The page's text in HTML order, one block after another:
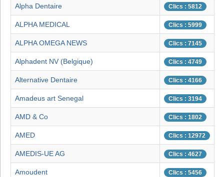
Alpha Dentaire Clics : 5812
ALPHA MEDICAL Clics : 5999
ALPHA OMEGA NEWS Clics : 7145
Alphadent NV (Belgique) Clics : 4749
Alternative Dentaire Clics : 4166
Amadeus art Senegal Clics : 3194
AMD & Co Clics : 1802
AMED Clics : 12972
AMEDIS-UE AG Clics : 4627
Amoudent Clics : 5456